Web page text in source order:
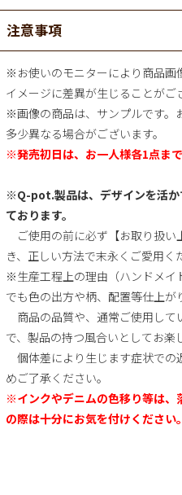
注意事項
※お使いのモニターにより商品画
イメージに差異が生じることがご
※画像の商品は、サンプルです。
多少異なる場合がございます。
※発売初日は、お一人様各1点ま
※Q-pot.製品は、デザインを活か
ております。
ご使用の前に必ず【お取り扱い
き、正しい方法で末永くご愛用く
※生産工程上の理由（ハンドメイ
でも色の出方や柄、配置等仕上が
商品の品質や、通常ご使用して
で、製品の持つ風合いとしてお楽
個体差により生じます症状での
めご了承ください。
※インクやデニムの色移り等は、
の際は十分にお気を付けください。